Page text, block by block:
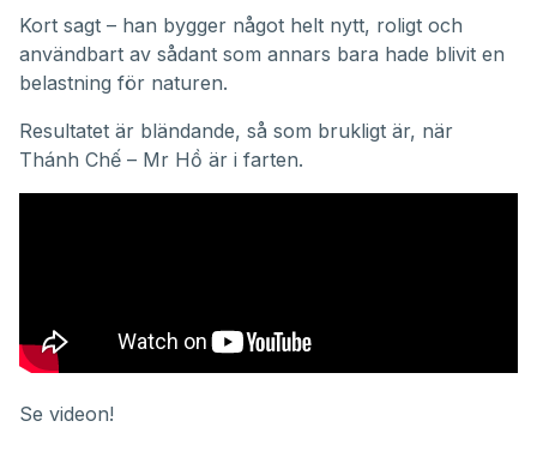
Kort sagt – han bygger något helt nytt, roligt och
användbart av sådant som annars bara hade blivit en
belastning för naturen.
Resultatet är bländande, så som brukligt är, när
Thánh Chế – Mr Hồ är i farten.
Se videon!